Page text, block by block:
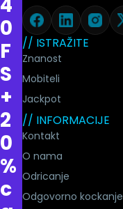
0
F
S
+
2
0
%
c
// ISTRAŽITE
Znanost
Mobiteli
Jackpot
// INFORMACIJE
Kontakt
O nama
Odricanje
Odgovorno kockanje